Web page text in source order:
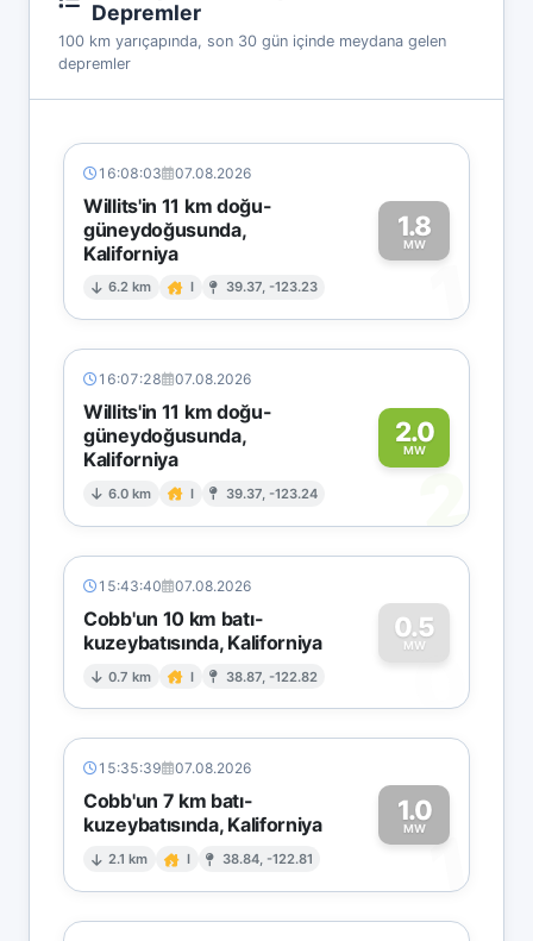
Depremler
100 km yarıçapında, son 30 gün içinde meydana gelen
depremler
16:08:03 07.08.2026
Willits'in 11 km doğu-
güneydoğusunda,
Kaliforniya
6.2 km I 39.37, -123.23
1.8
MW
1
16:07:28 07.08.2026
Willits'in 11 km doğu-
güneydoğusunda,
Kaliforniya
6.0 km I 39.37, -123.24
2.0
MW
2
15:43:40 07.08.2026
Cobb'un 10 km batı-
kuzeybatısında, Kaliforniya
0.7 km I 38.87, -122.82
0.5
MW
0
15:35:39 07.08.2026
Cobb'un 7 km batı-
kuzeybatısında, Kaliforniya
2.1 km I 38.84, -122.81
1.0
MW1